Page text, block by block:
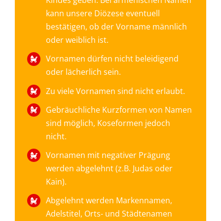
kann unsere Diözese eventuell
bestätigen, ob der Vorname männlich
oder weiblich ist.
Vornamen dürfen nicht beleidigend
oder lächerlich sein.
Zu viele Vornamen sind nicht erlaubt.
Gebräuchliche Kurzformen von Namen
sind möglich, Koseformen jedoch
nicht.
Vornamen mit negativer Prägung
werden abgelehnt (z.B. Judas oder
Kain).
Abgelehnt werden Markennamen,
Adelstitel, Orts- und Städtenamen